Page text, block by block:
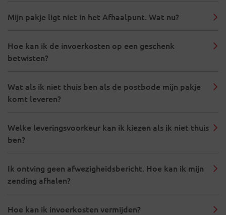
Mijn pakje ligt niet in het Afhaalpunt. Wat nu?
Hoe kan ik de invoerkosten op een geschenk
betwisten?
Wat als ik niet thuis ben als de postbode mijn pakje
komt leveren?
Welke leveringsvoorkeur kan ik kiezen als ik niet thuis
ben?
Ik ontving geen afwezigheidsbericht. Hoe kan ik mijn
zending afhalen?
Hoe kan ik invoerkosten vermijden?